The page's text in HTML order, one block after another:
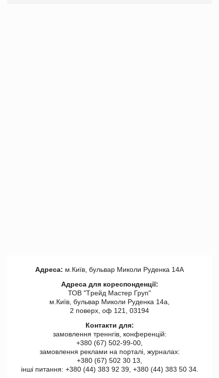
Адреса: м.Київ, бульвар Миколи Руденка 14А
Адреса для кореспонденції:
ТОВ "Tрейд Мастер Груп"
м.Київ, бульвар Миколи Руденка 14а,
2 поверх, оф 121, 03194
Контакти для:
замовлення треннгів, конференцій:
+380 (67) 502-99-00,
замовлення реклами на порталі, журналах:
+380 (67) 502 30 13,
інші питання: +380 (44) 383 92 39, +380 (44) 383 50 34.